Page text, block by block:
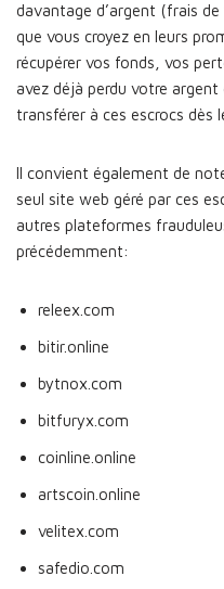
davantage d’argent (frais
que vous croyez en leurs
récupérer vos fonds, vos
avez déjà perdu votre argent
transférer à ces escrocs dès
Il convient également de
seul site web géré par ces
autres plateformes
précédemment:
releex.com
bitir.online
bytnox.com
bitfuryx.com
coinline.online
artscoin.online
velitex.com
safedio.com